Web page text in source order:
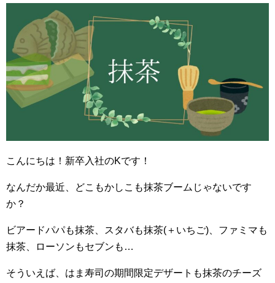
こんにちは！新卒入社のKです！
なんだか最近、どこもかしこも抹茶ブームじゃないです
か？
ビアードパパも抹茶、スタバも抹茶(＋いちご)、ファミマも
抹茶、ローソンもセブンも…
そういえば、はま寿司の期間限定デザートも抹茶のチーズ